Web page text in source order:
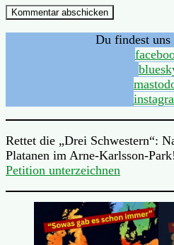
Du findest uns
Rettet die „Drei Schwestern“:
Platanen im Arne-Karlsson-Park!
Petition unterzeichnen